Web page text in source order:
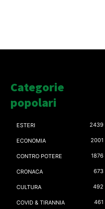
Categorie
popolari
ESTERI 2439
ECONOMIA 2001
CONTRO POTERE 1876
CRONACA 673
CULTURA 492
COVID & TIRANNIA 461